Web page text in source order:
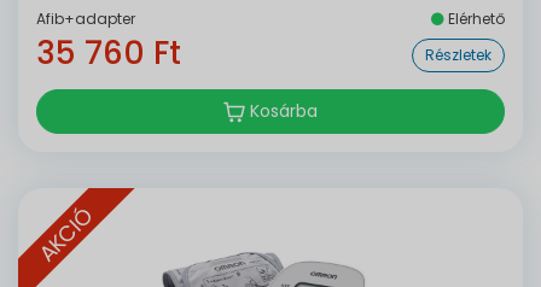
Afib+adapter Elérhető
35 760 Ft Részletek
Kosárba
AKCIÓ